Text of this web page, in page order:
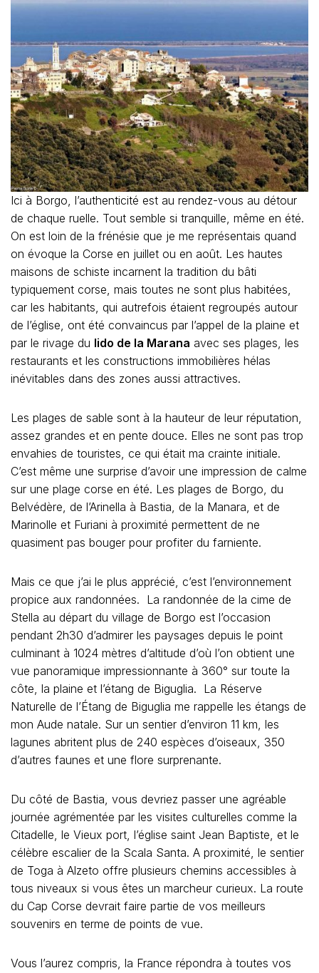
Ici à Borgo, l’authenticité est au rendez-vous au détour
de chaque ruelle. Tout semble si tranquille, même en été.
On est loin de la frénésie que je me représentais quand
on évoque la Corse en juillet ou en août. Les hautes
maisons de schiste incarnent la tradition du bâti
typiquement corse, mais toutes ne sont plus habitées,
car les habitants, qui autrefois étaient regroupés autour
de l’église, ont été convaincus par l’appel de la plaine et
par le rivage du lido de la Marana avec ses plages, les
restaurants et les constructions immobilières hélas
inévitables dans des zones aussi attractives.
Les plages de sable sont à la hauteur de leur réputation,
assez grandes et en pente douce. Elles ne sont pas trop
envahies de touristes, ce qui était ma crainte initiale.
C’est même une surprise d’avoir une impression de calme
sur une plage corse en été. Les plages de Borgo, du
Belvédère, de l’Arinella à Bastia, de la Manara, et de
Marinolle et Furiani à proximité permettent de ne
quasiment pas bouger pour profiter du farniente.
Mais ce que j’ai le plus apprécié, c’est l’environnement
propice aux randonnées. La randonnée de la cime de
Stella au départ du village de Borgo est l’occasion
pendant 2h30 d’admirer les paysages depuis le point
culminant à 1024 mètres d’altitude d’où l’on obtient une
vue panoramique impressionnante à 360° sur toute la
côte, la plaine et l’étang de Biguglia. La Réserve
Naturelle de l’Étang de Biguglia me rappelle les étangs de
mon Aude natale. Sur un sentier d’environ 11 km, les
lagunes abritent plus de 240 espèces d’oiseaux, 350
d’autres faunes et une flore surprenante.
Du côté de Bastia, vous devriez passer une agréable
journée agrémentée par les visites culturelles comme la
Citadelle, le Vieux port, l’église saint Jean Baptiste, et le
célèbre escalier de la Scala Santa. A proximité, le sentier
de Toga à Alzeto offre plusieurs chemins accessibles à
tous niveaux si vous êtes un marcheur curieux. La route
du Cap Corse devrait faire partie de vos meilleurs
souvenirs en terme de points de vue.
Vous l’aurez compris, la France répondra à toutes vos